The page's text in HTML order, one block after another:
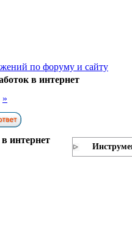
по форуму и сайту
в интернет
»
интернет